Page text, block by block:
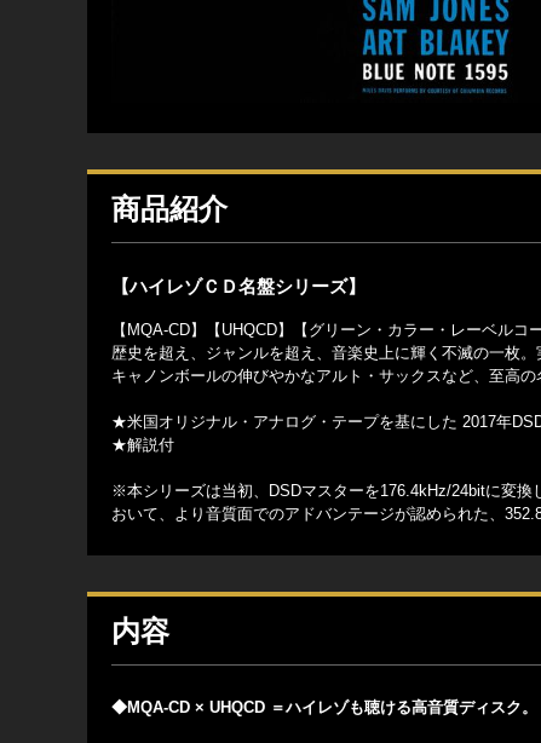
商品紹介
【ハイレゾＣＤ名盤シリーズ】
【MQA-CD】【UHQCD】【グリーン・カラー・レーベルコ
歴史を超え、ジャンルを超え、音楽史上に輝く不滅の一枚
キャノンボールの伸びやかなアルト・サックスなど、至高
★米国オリジナル・アナログ・テープを基にした 2017年
★解説付
※本シリーズは当初、DSDマスターを176.4kHz/24bitに変
おいて、より音質面でのアドバンテージが認められた、
内容
◆MQA-CD × UHQCD ＝ハイレゾも聴ける高音質ディスク。